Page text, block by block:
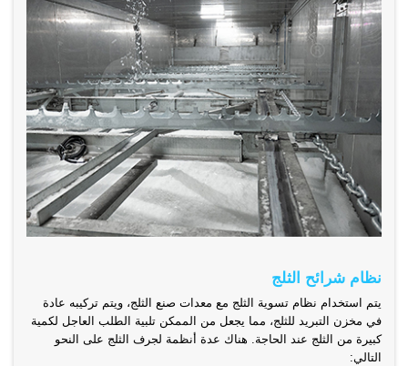
نظام شرائح الثلج
يتم استخدام نظام تسوية الثلج مع معدات صنع الثلج، ويتم تركيبه عادة
في مخزن التبريد للثلج، مما يجعل من الممكن تلبية الطلب العاجل لكمية
كبيرة من الثلج عند الحاجة. هناك عدة أنظمة لجرف الثلج على النحو
التالي: